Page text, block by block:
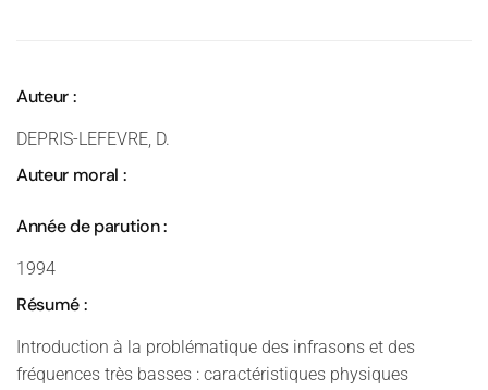
Auteur :
DEPRIS-LEFEVRE, D.
Auteur moral :
Année de parution :
1994
Résumé :
Introduction à la problématique des infrasons et des
fréquences très basses : caractéristiques physiques